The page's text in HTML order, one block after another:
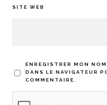
SITE WEB
ENREGISTRER MON
DANS LE NAVIGATEUR
COMMENTAIRE.